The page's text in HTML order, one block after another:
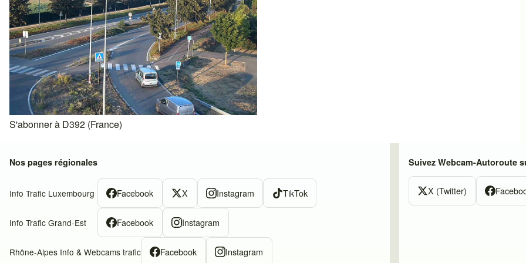
S'abonner à D392 (France)
Nos pages régionales
Info Trafic Luxembourg Facebook X Instagram TikTok
Info Trafic Grand-Est Facebook Instagram
Rhône-Alpes Info & Webcams trafic Facebook Instagram
Suivez Webcam-Autoroute
X (Twitter)